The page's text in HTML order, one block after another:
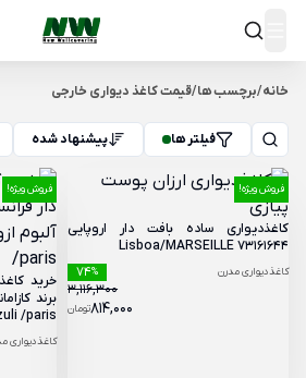
خانه/برچسب ها/قیمت کاغذ دیواری خارجی
فیلتر ها پیشنهاد شده
فروش ویژه!
کاغذدیواری ساده بافت دار اروپایی
73161644 Lisboa/MARSEILLE
کاغذدیواری مدرن %
74
3,116,300
تومان814,000
فروش ویژه!
خرید
/paris
کاغذدیواری